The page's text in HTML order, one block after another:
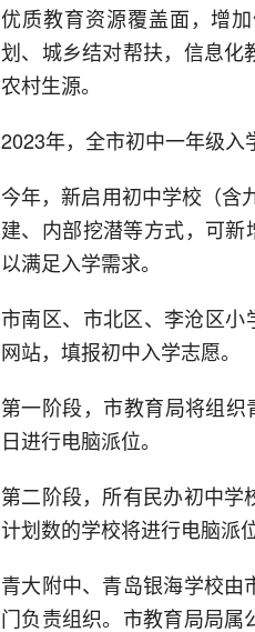
优质教育资源覆盖面，增
划、城乡结对帮扶，信息化
农村生源。
2023年，全市初中一年级入
今年，新启用初中学校（含
建、内部挖潜等方式，可
以满足入学需求。
市南区、市北区、李沧区
网站，填报初中入学志愿。
第一阶段，市教育局将组
日进行电脑派位。
第二阶段，所有民办初中
计划数的学校将进行电脑派位
青大附中、青岛银海学校
门负责组织。市教育局局